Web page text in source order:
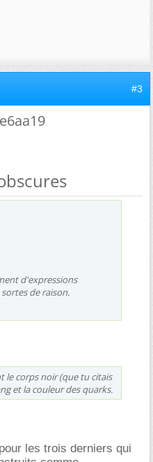
#3
d'expressions
de raison.
le corps noir (que tu citais
et la couleur des quarks.
les trois derniers qui